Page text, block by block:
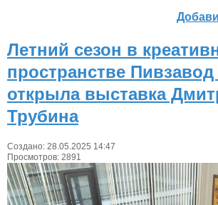
Летний сезон в
пространстве
открыла выставка
Трубина
Создано: 28.05.2025 14:47
Просмотров: 2891